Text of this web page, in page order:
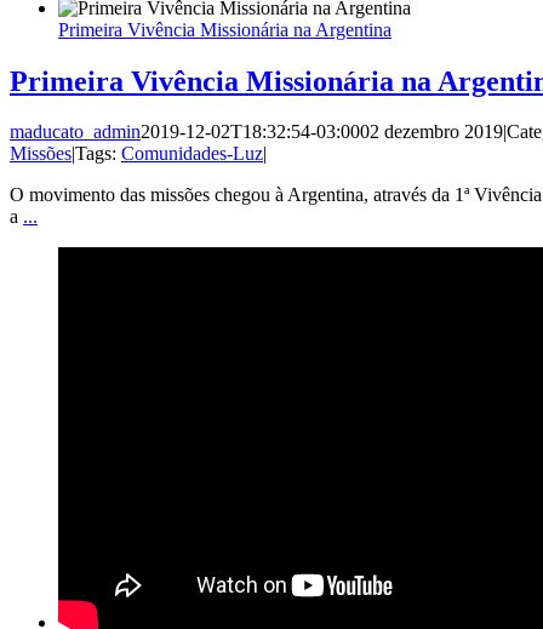
Primeira Vivência Missionária na Argentina
Primeira Vivência Missionária na
maducato_admin2019-12-02T18:32:54-03:0002 dezembro 2019|
Missões|Tags: Comunidades-Luz|
O movimento das missões chegou à Argentina, através da 1ª
a ...